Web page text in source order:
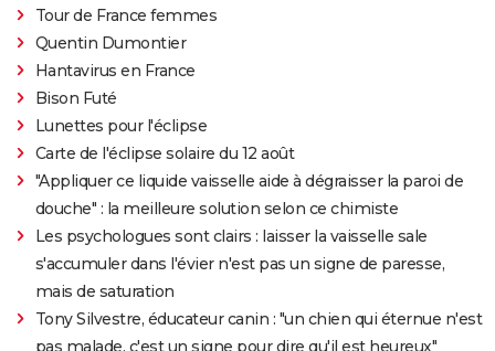
Tour de France femmes
Quentin Dumontier
Hantavirus en France
Bison Futé
Lunettes pour l'éclipse
Carte de l'éclipse solaire du 12 août
"Appliquer ce liquide vaisselle aide à dégraisser la paroi de
douche" : la meilleure solution selon ce chimiste
Les psychologues sont clairs : laisser la vaisselle sale
s'accumuler dans l'évier n'est pas un signe de paresse,
mais de saturation
Tony Silvestre, éducateur canin : "un chien qui éternue n'est